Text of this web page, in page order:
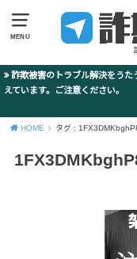
MENU
詐欺被害のトラブル解決をう
えています。ご注意ください
HOME タグ :